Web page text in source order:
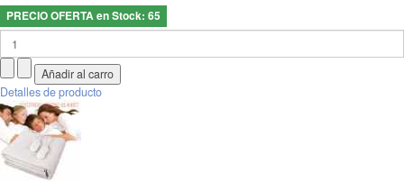
PRECIO OFERTA en Stock: 65
Detalles de producto